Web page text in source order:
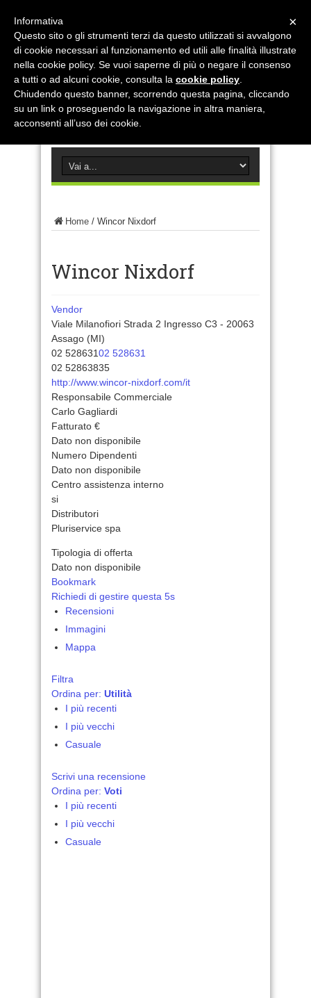
Home / Wincor Nixdorf
Wincor Nixdorf
Vendor
Viale Milanofiori Strada 2 Ingresso C3 - 20063
Assago (MI)
02 52863102 528631
02 52863835
http://www.wincor-nixdorf.com/it
Responsabile Commerciale
Carlo Gagliardi
Fatturato €
Dato non disponibile
Numero Dipendenti
Dato non disponibile
Centro assistenza interno
si
Distributori
Pluriservice spa
Tipologia di offerta
Dato non disponibile
Bookmark
Richiedi di gestire questa 5s
Recensioni
Immagini
Mappa
Filtra
Ordina per: Utilità
I più recenti
I più vecchi
Casuale
Scrivi una recensione
Ordina per: Voti
I più recenti
I più vecchi
Casuale
×
Informativa
Questo sito o gli strumenti terzi da questo utilizzati si avvalgono
di cookie necessari al funzionamento ed utili alle finalità illustrate
nella cookie policy. Se vuoi saperne di più o negare il consenso
a tutti o ad alcuni cookie, consulta la cookie policy
Chiudendo questo banner, scorrendo questa pagina, cliccando
su un link o proseguendo la navigazione in altra maniera,
acconsenti all’uso dei cookie.